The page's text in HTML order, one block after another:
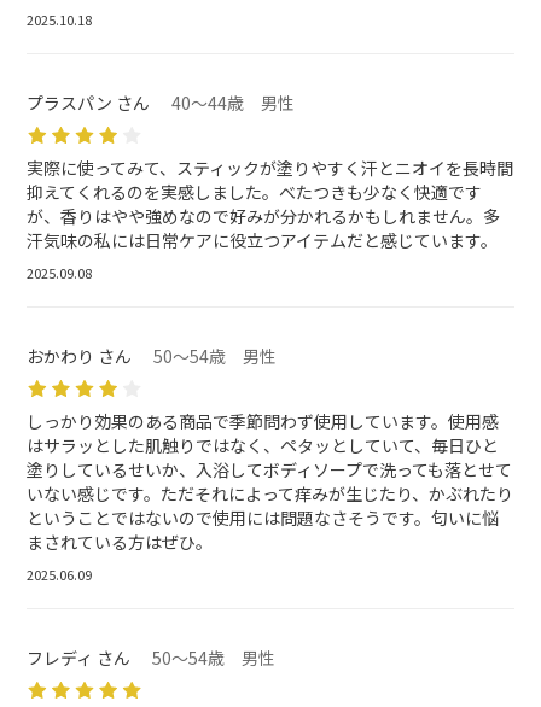
2025.10.18
プラスパン さん 40～44歳 男性
実際に使ってみて、スティックが塗りやすく汗とニオイを長時間
抑えてくれるのを実感しました。べたつきも少なく快適です
が、香りはやや強めなので好みが分かれるかもしれません。多
汗気味の私には日常ケアに役立つアイテムだと感じています。
2025.09.08
おかわり さん 50～54歳 男性
しっかり効果のある商品で季節問わず使用しています。使用感
はサラッとした肌触りではなく、ペタッとしていて、毎日ひと
塗りしているせいか、入浴してボディソープで洗っても落とせて
いない感じです。ただそれによって痒みが生じたり、かぶれたり
ということではないので使用には問題なさそうです。匂いに悩
まされている方はぜひ。
2025.06.09
フレディ さん 50～54歳 男性